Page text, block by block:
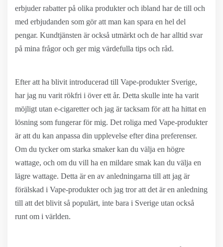
erbjuder rabatter på olika produkter och ibland har de till och
med erbjudanden som gör att man kan spara en hel del
pengar. Kundtjänsten är också utmärkt och de har alltid svar
på mina frågor och ger mig värdefulla tips och råd.
Efter att ha blivit introducerad till Vape-produkter Sverige,
har jag nu varit rökfri i över ett år. Detta skulle inte ha varit
möjligt utan e-cigaretter och jag är tacksam för att ha hittat en
lösning som fungerar för mig. Det roliga med Vape-produkter
är att du kan anpassa din upplevelse efter dina preferenser.
Om du tycker om starka smaker kan du välja en högre
wattage, och om du vill ha en mildare smak kan du välja en
lägre wattage. Detta är en av anledningarna till att jag är
förälskad i Vape-produkter och jag tror att det är en anledning
till att det blivit så populärt, inte bara i Sverige utan också
runt om i världen.